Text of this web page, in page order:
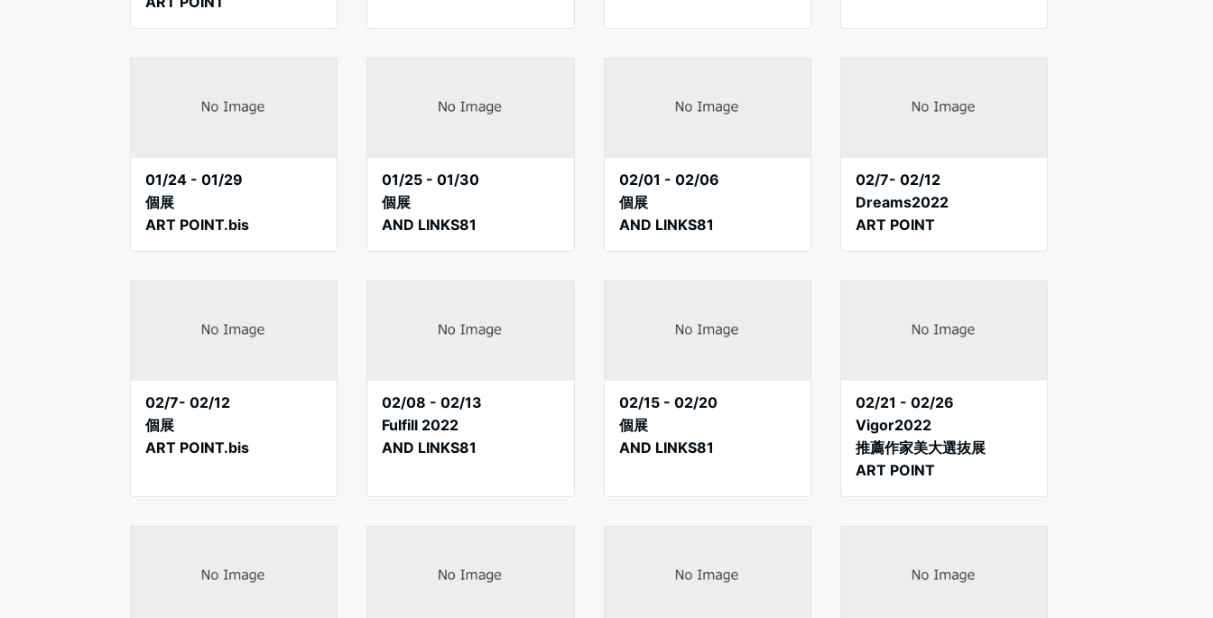
01/24 - 01/29
個展
ART POINT.bis
01/25 - 01/30
個展
AND LINKS81
02/01 - 02/06
個展
AND LINKS81
02/7- 02/12
Dreams2022
ART POINT
02/7- 02/12
個展
ART POINT.bis
02/08 - 02/13
Fulfill 2022
AND LINKS81
02/15 - 02/20
個展
AND LINKS81
02/21 - 02/26
Vigor2022
推薦作家美大選抜展
ART POINT